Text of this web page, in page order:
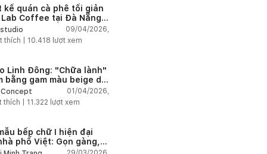
kế quán cà phê tối giản
Lab Coffee tại Đà Nẵng
xúc và ánh sáng
09/04/2026,
thích | 10.418 lượt xem
Linh Đông: "Chữa lành"
bằng gam màu beige dịu
Concept
01/04/2026,
thích | 11.322 lượt xem
bếp chữ I hiện đại
phố Việt: Gọn gàng,
dụng, tối ưu diện tích